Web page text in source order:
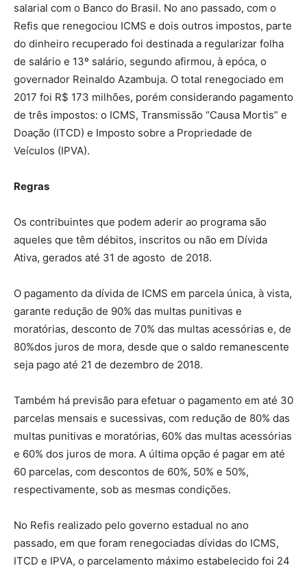
salarial com o Banco do Brasil. No ano passado, com o
Refis que renegociou ICMS e dois outros impostos, parte
do dinheiro recuperado foi destinada a regularizar folha
de salário e 13º salário, segundo afirmou, à epóca, o
governador Reinaldo Azambuja. O total renegociado em
2017 foi R$ 173 milhões, porém considerando pagamento
de três impostos: o ICMS, Transmissão “Causa Mortis” e
Doação (ITCD) e Imposto sobre a Propriedade de
Veículos (IPVA).
Regras
Os contribuintes que podem aderir ao programa são
aqueles que têm débitos, inscritos ou não em Dívida
Ativa, gerados até 31 de agosto de 2018.
O pagamento da dívida de ICMS em parcela única, à vista,
garante redução de 90% das multas punitivas e
moratórias, desconto de 70% das multas acessórias e, de
80%dos juros de mora, desde que o saldo remanescente
seja pago até 21 de dezembro de 2018.
Também há previsão para efetuar o pagamento em até 30
parcelas mensais e sucessivas, com redução de 80% das
multas punitivas e moratórias, 60% das multas acessórias
e 60% dos juros de mora. A última opção é pagar em até
60 parcelas, com descontos de 60%, 50% e 50%,
respectivamente, sob as mesmas condições.
No Refis realizado pelo governo estadual no ano
passado, em que foram renegociadas dívidas do ICMS,
ITCD e IPVA, o parcelamento máximo estabelecido foi 24